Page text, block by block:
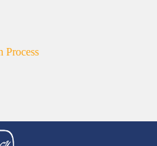
Process